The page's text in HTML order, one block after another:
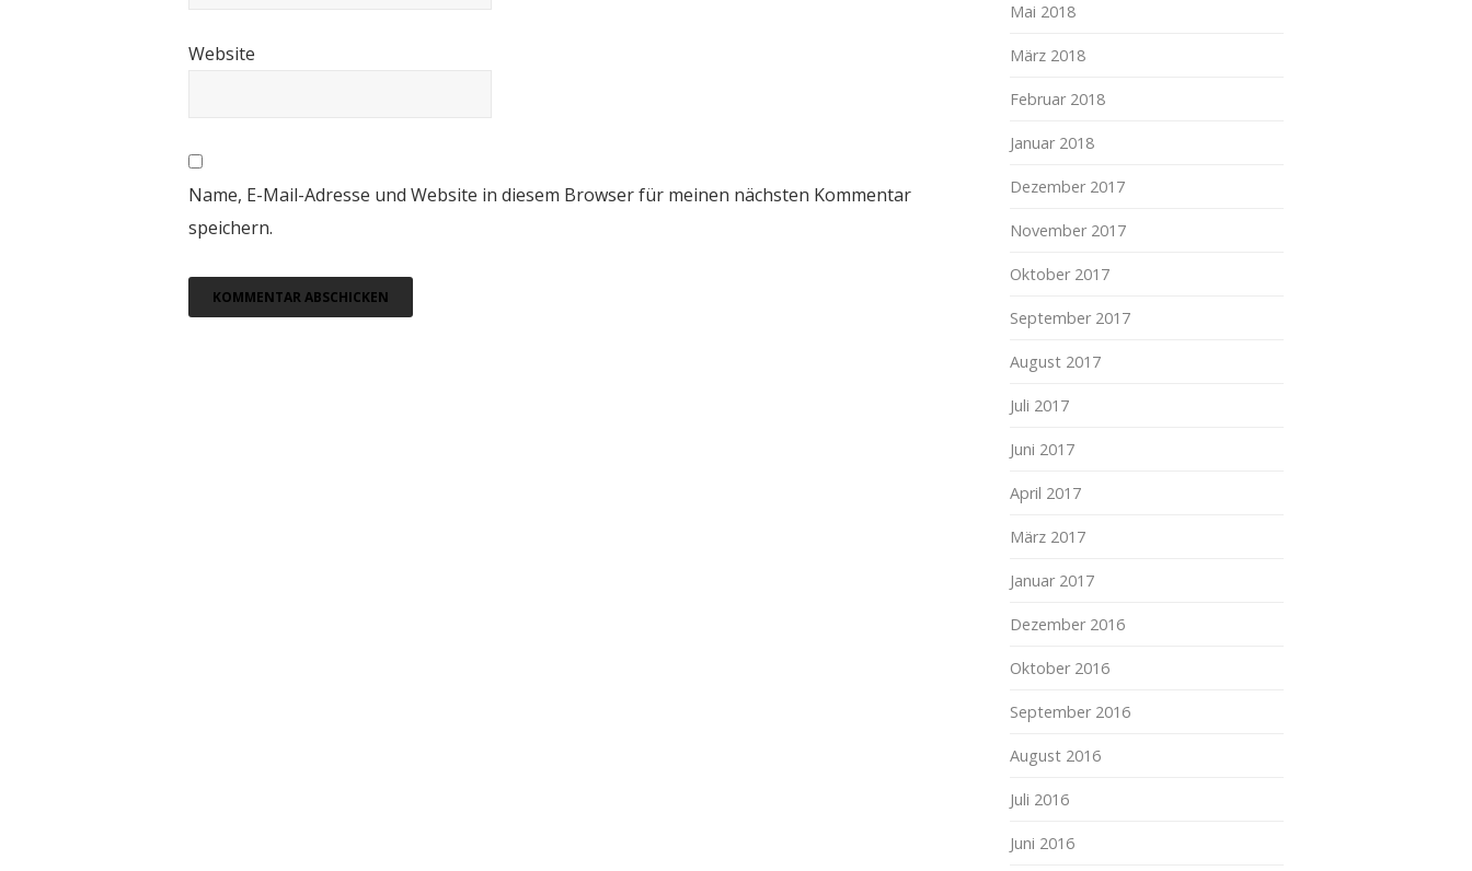
Website
Name, E-Mail-Adresse und Website in diesem Browser für meinen nächsten Kommentar
speichern.
Mai 2018
März 2018
Februar 2018
Januar 2018
Dezember 2017
November 2017
Oktober 2017
September 2017
August 2017
Juli 2017
Juni 2017
April 2017
März 2017
Januar 2017
Dezember 2016
Oktober 2016
September 2016
August 2016
Juli 2016
Juni 2016